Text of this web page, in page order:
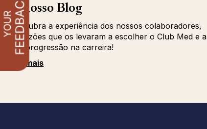
O nosso Blog
Descubra a experiência dos nossos colaboradores,
as razões que os levaram a escolher o Club Med e a
sua progressão na carreira!
Ver mais